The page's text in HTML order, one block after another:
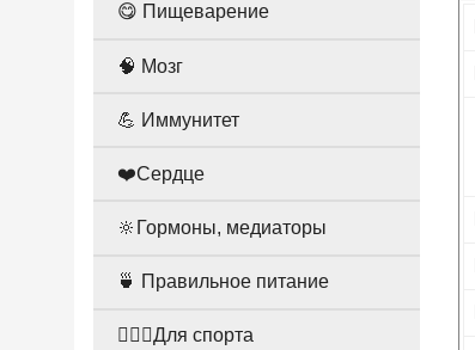
😋 Пищеварение
🧠 Мозг
💪 Иммунитет
❤️Сердце
🔆Гормоны, медиаторы
🍵 Правильное питание
🤸🏻‍♀️Для спорта